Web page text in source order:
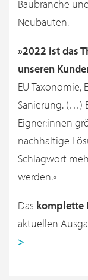
Baubranche
Neubauten.
»2022 ist das
unseren
EU-Taxonomie,
Sanierung. (…)
Eigner:innen
nachhaltige
Schlagwort
werden.«
Das komplette
aktuellen
>